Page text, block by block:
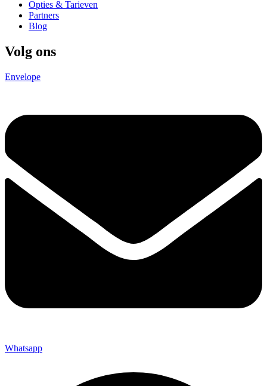
Opties & Tarieven
Partners
Blog
Volg ons
Envelope
Whatsapp